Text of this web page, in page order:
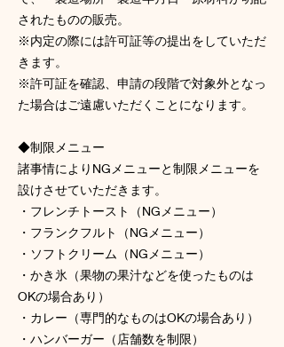
されたものの販売。
※内定の際には許可証等の提出をしていただ
きます。
※許可証を確認、申請の段階で対象外となっ
た場合はご遠慮いただくことになります。
◆制限メニュー
諸事情によりNGメニューと制限メニューを
設けさせていただきます。
・フレンチトースト（NGメニュー）
・フランクフルト（NGメニュー）
・ソフトクリーム（NGメニュー）
・かき氷（果物の果汁などを使ったものは
OKの場合あり）
・カレー（専門的なものはOKの場合あり）
・ハンバーガー（店舗数を制限）